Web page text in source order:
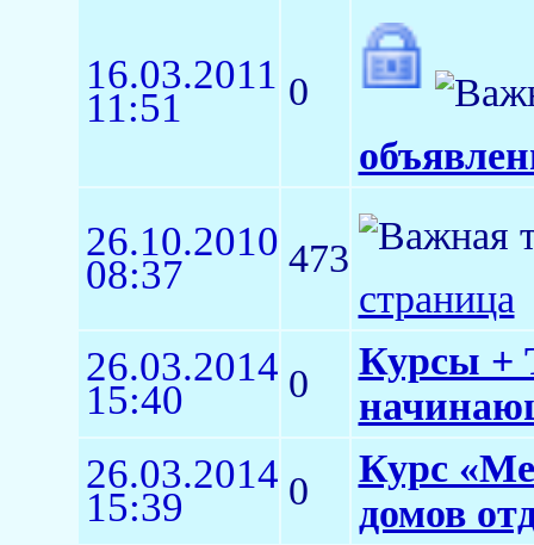
16.03.2011
11:51
0
26.10.2010
08:37
473
страница
26.03.2014
15:40 0
Курсы +
26.03.2014
15:39 0
Курс
домов